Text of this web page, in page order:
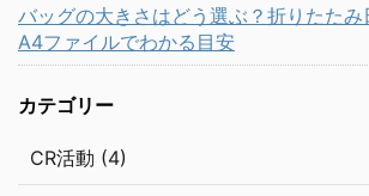
バッグの大きさはどう選ぶ？折りたたみ
A4ファイルでわかる目安
カテゴリー
CR活動 (4)